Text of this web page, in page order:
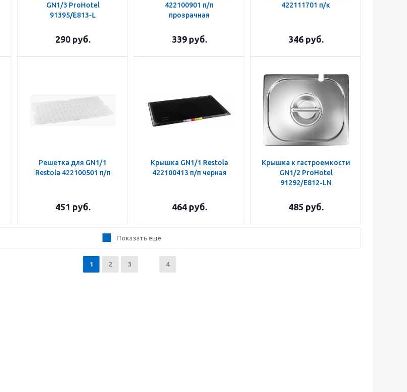
GN1/3 ProHotel
91395/E813-L
290руб.
422100901 п/п
прозрачная
339руб.
422111701 п/к
346руб.
Решетка для GN1/1
Restola 422100501 п/п
451 руб.
Крышка GN1/1 Restola
422100413 п/п черная
464руб.
Крышка к гастроемкости
GN1/2 ProHotel
91292/E812-LN
485 руб.
Показать еще
1 2 3 4